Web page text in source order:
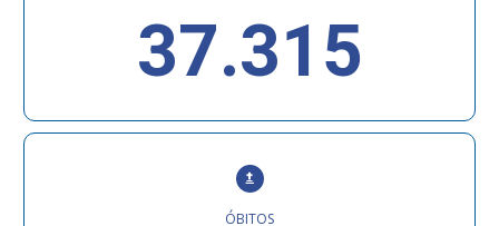
37.315
ÓBITOS